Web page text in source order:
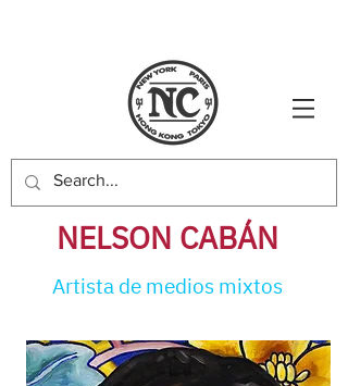
NELSON CABÁN
Artista de medios mixtos